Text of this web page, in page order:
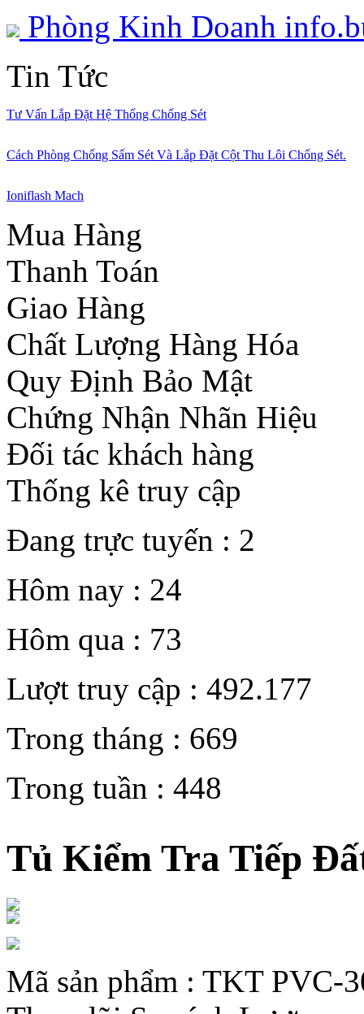
Phòng Kinh Doanh
Tin Tức
Tư Vấn Lắp Đặt Hệ Thống Chống Sét
Cách Phòng Chống Sấm Sét Và Lắp Đặt Cột Thu Lôi Chống Sét.
Ioniflash Mach
Mua Hàng
Thanh Toán
Giao Hàng
Chất Lượng Hàng Hóa
Quy Định Bảo Mật
Chứng Nhận Nhãn Hiệu
Đối tác khách hàng
Thống kê truy cập
Đang trực tuyến : 2
Hôm nay : 24
Hôm qua : 73
Lượt truy cập : 492.177
Trong tháng : 669
Trong tuần : 448
Tủ Kiểm Tra Tiếp
Mã sản phẩm : TKT PVC-